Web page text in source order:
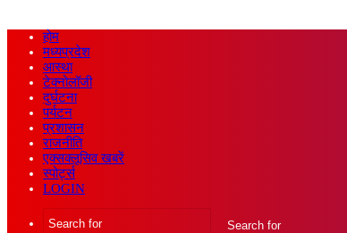
होम
मध्यप्रदेश
आस्था
टेक्नोलॉजी
दुर्घटना
पर्यटन
प्रशासन
राजनीति
एक्सक्लूसिव खबरें
स्पोर्ट्स
LOGIN
Search for